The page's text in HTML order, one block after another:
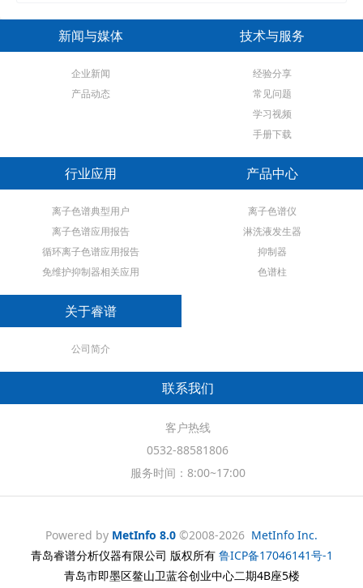
新闻与媒体
企业新闻
产品动态
技术与服务
经验分享
常见问题
学习视频
手册下载
行业应用
离子色谱典型用户
离子色谱应用报告
循环离子色谱应用报告
免维护抑制器相关应用
产品中心
离子色谱仪
淋洗液发生器
抑制器
色谱柱
关于睿谱
公司简介
联系我们
客户热线
0532-88581806
服务时间：8:00~17:00
Powered by MetInfo 8.0 ©2008-2026 MetInfo Inc.
青岛睿谱分析仪器有限公司 版权所有 鲁ICP备17046141号-1
青岛市即墨区鳌山卫蓝谷创业中心二期4B座5楼